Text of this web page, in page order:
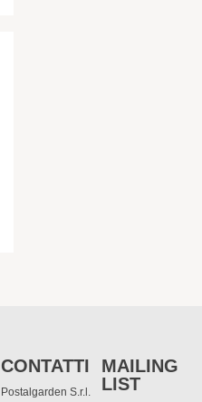
CONTATTI
Postalgarden S.r.l.
MAILING
LIST